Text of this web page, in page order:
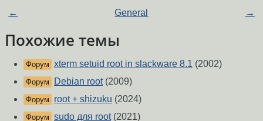
← General →
Похожие темы
Форум xterm setuid root in slackware 8.1 (2002)
Форум Debian root(2009)
Форум root + shizuku (2024)
Форум sudo для root(2021)